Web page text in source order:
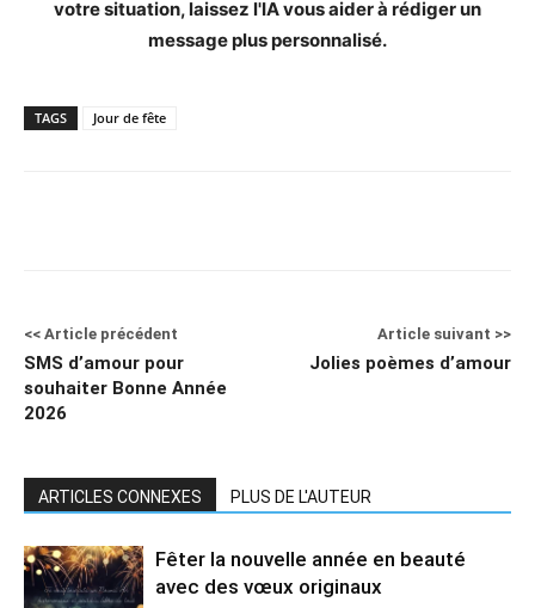
votre situation, laissez l'IA vous aider à rédiger un
message plus personnalisé.
TAGS Jour de fête
<< Article précédent
SMS d’amour pour
souhaiter Bonne Année
2026
Article suivant >>
Jolies poèmes d’amour
ARTICLES CONNEXES PLUS DE L'AUTEUR
Fêter la nouvelle année en beauté
avec des vœux originaux